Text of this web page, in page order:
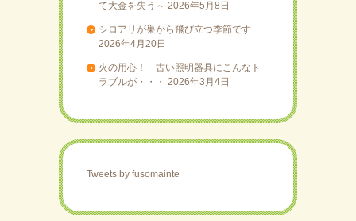
て大金を失う～ 2026年5月8日
シロアリが巣から飛び立つ季節です
2026年4月20日
火の用心！ 古い照明器具にこんなト
ラブルが・・・
2026年3月4日
Tweets by fusomainte